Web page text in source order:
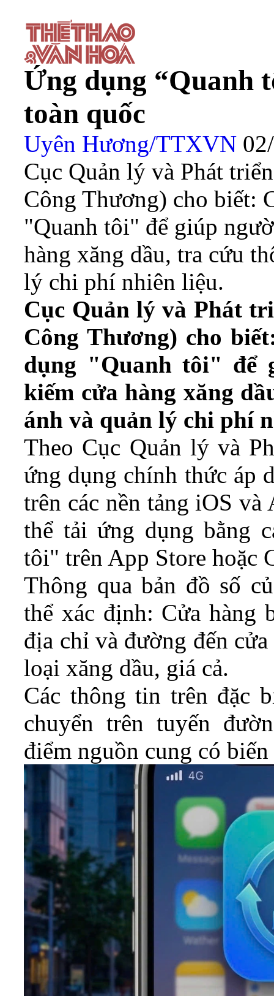
Ứng dụng “Quanh
toàn quốc
Uyên Hương/TTXVN
Cục Quản lý và Phát
Công Thương) cho biết:
"Quanh tôi" để giúp
hàng xăng dầu, tra cứu
lý chi phí nhiên liệu.
Cục Quản lý và Phát
Công Thương) cho
dụng "Quanh tôi" để
kiếm cửa hàng xăng
ánh và quản lý chi phí
Theo Cục Quản lý và
ứng dụng chính thức áp
trên các nền tảng iOS
thể tải ứng dụng bằng
tôi" trên App Store hoặc
Thông qua bản đồ số
thể xác định: Cửa hàng
địa chỉ và đường đến
loại xăng dầu, giá cả.
Các thông tin trên đặc
chuyển trên tuyến
điểm nguồn cung có